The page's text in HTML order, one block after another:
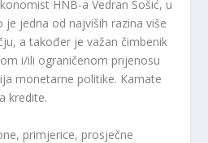
HNB-a Vedran Šošić, u
jedna od najviših razina više
a također je važan čimbenik
i/ili ograničenom prijenosu
monetarne politike. Kamate
kredite.
primjerice, prosječne